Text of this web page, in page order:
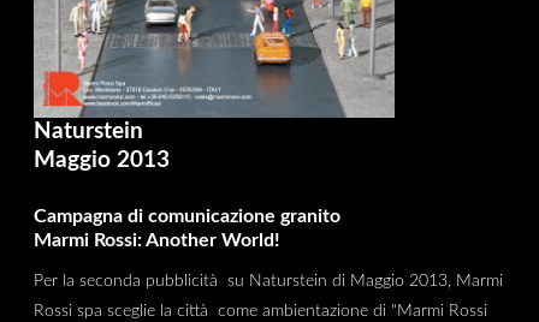
Naturstein
Maggio 2013
Campagna di comunicazione granito
Marmi Rossi: Another World!
Per la seconda pubblicità su Naturstein di Maggio 2013, Marmi
Rossi spa sceglie la città come ambientazione di "Marmi Rossi